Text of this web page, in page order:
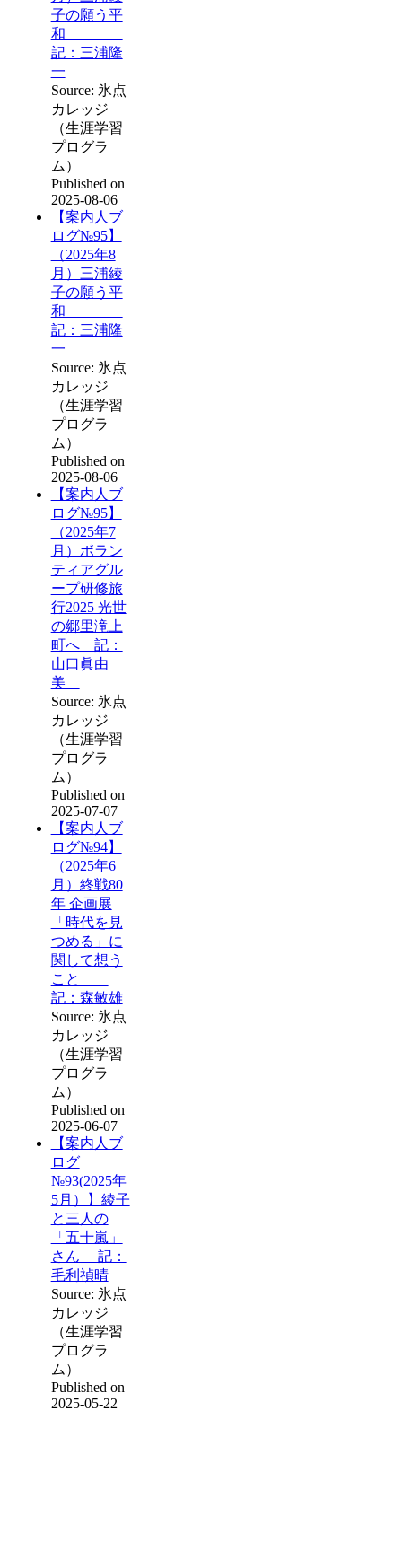
子の願う平
和
記：三浦隆
一
Source: 氷点
カレッジ
（生涯学習
プログラ
ム）
Published on
2025-08-06
【案内人ブ
ログ№95】
（2025年8
月）三浦綾
子の願う平
和
記：三浦隆
一
Source: 氷点
カレッジ
（生涯学習
プログラ
ム）
Published on
2025-08-06
【案内人ブ
ログ№95】
（2025年7
月）ボラン
ティアグル
ープ研修旅
行2025 光世
の郷里滝上
町へ 記：
山口眞由
美
Source: 氷点
カレッジ
（生涯学習
プログラ
ム）
Published on
2025-07-07
【案内人ブ
ログ№94】
（2025年6
月）終戦80
年 企画展
「時代を見
つめる」に
関して想う
こと
記：森敏雄
Source: 氷点
カレッジ
（生涯学習
プログラ
ム）
Published on
2025-06-07
【案内人ブ
ログ
№93(2025年
5月）】綾子
と三人の
「五十嵐」
さん 記：
毛利禎晴
Source: 氷点
カレッジ
（生涯学習
プログラ
ム）
Published on
2025-05-22